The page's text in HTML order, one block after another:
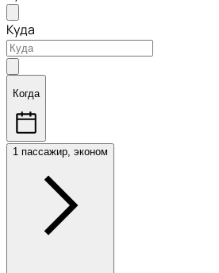
Куда
Когда
1 пассажир, эконом